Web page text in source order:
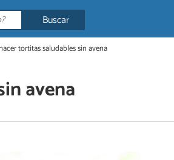
Buscar
tortitas saludables sin avena
avena